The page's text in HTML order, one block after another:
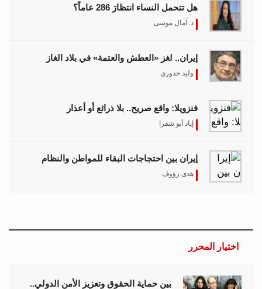
هل تتحمل النساء انتظارَ 286 عاماً؟
د. آمال موسى
إيران.. لغز «العطش والعتمة» في بلاد الغاز
وليد خدوري
فنزويلا: واقع صريح.. بلا ذرائع أو أعذار
إياد أبو شقرا
إيران بين احتجاجات البقاء للمواطن والنظام
هدى رؤوف
اختيار المحرر
بين حماية الحقوق وتعزيز الأمن الدولي..